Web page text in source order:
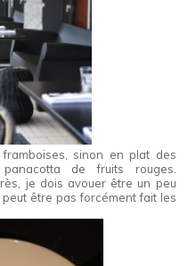
framboises, sinon en plat des
de fruits rouges.
je dois avouer être un peu
être pas forcément fait les